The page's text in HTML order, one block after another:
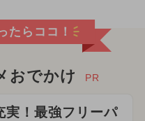
たらココ！
おでかけ PR
実！最強フリーパ